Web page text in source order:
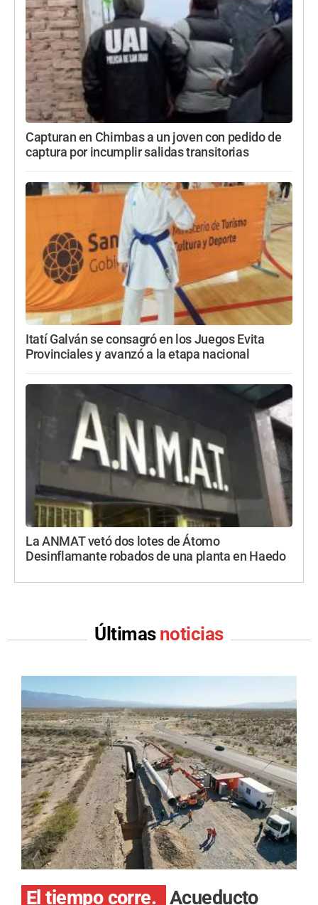
Capturan en Chimbas a un joven con pedido de
captura por incumplir salidas transitorias
Itatí Galván se consagró en los Juegos Evita
Provinciales y avanzó a la etapa nacional
La ANMAT vetó dos lotes de Átomo
Desinflamante robados de una planta en Haedo
Últimas noticias
El tiempo corre. Acueducto